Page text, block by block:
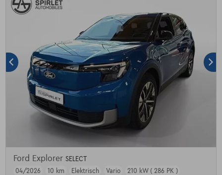
Ford Explorer SELECT
04/2026
10 km Elektrisch Vario 210 kW ( 286 PK )